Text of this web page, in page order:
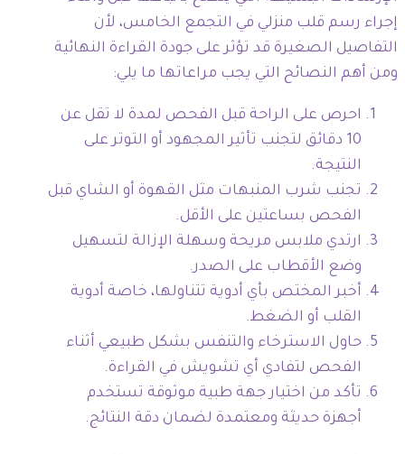
إجراء رسم قلب منزلي في التجمع الخامس، لأن
التفاصيل الصغيرة قد تؤثر على جودة القراءة النهائية
ومن أهم النصائح التي يجب مراعاتها ما يلي:
احرص على الراحة قبل الفحص لمدة لا تقل عن
10 دقائق لتجنب تأثير المجهود أو التوتر على
النتيجة.
تجنب شرب المنبهات مثل القهوة أو الشاي قبل
الفحص بساعتين على الأقل.
ارتدي ملابس مريحة وسهلة الإزالة لتسهيل
وضع الأقطاب على الصدر.
أخبر المختص بأي أدوية تتناولها، خاصة أدوية
القلب أو الضغط.
حاول الاسترخاء والتنفس بشكل طبيعي أثناء
الفحص لتفادي أي تشويش في القراءة.
تأكد من اختيار جهة طبية موثوقة تستخدم
أجهزة حديثة ومعتمدة لضمان دقة النتائج.